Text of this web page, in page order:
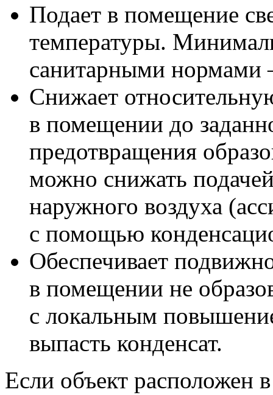
Подает в помещение
температуры.
санитарными нормами
Снижает
в помещении до
предотвращения
можно снижать
наружного воздуха
с помощью
Обеспечивает
в помещении не
с локальным
выпасть конденсат.
Если объект расположен